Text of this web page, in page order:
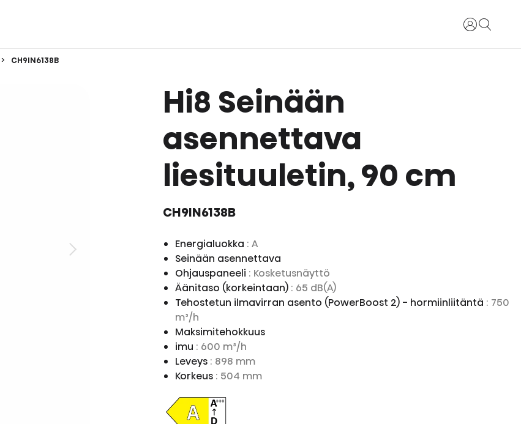
Kirjaudu
CH9IN6138B
Hi8 Seinään
asennettava
liesituuletin, 90 cm
CH9IN6138B
Energialuokka : A
Seinään asennettava
Ohjauspaneeli : Kosketusnäyttö
Äänitaso (korkeintaan) : 65 dB(A)
Tehostetun ilmavirran asento (PowerBoost 2) - hormiinliitäntä : 750
m³/h
Maksimitehokkuus
imu : 600 m³/h
Leveys : 898 mm
Korkeus : 504 mm